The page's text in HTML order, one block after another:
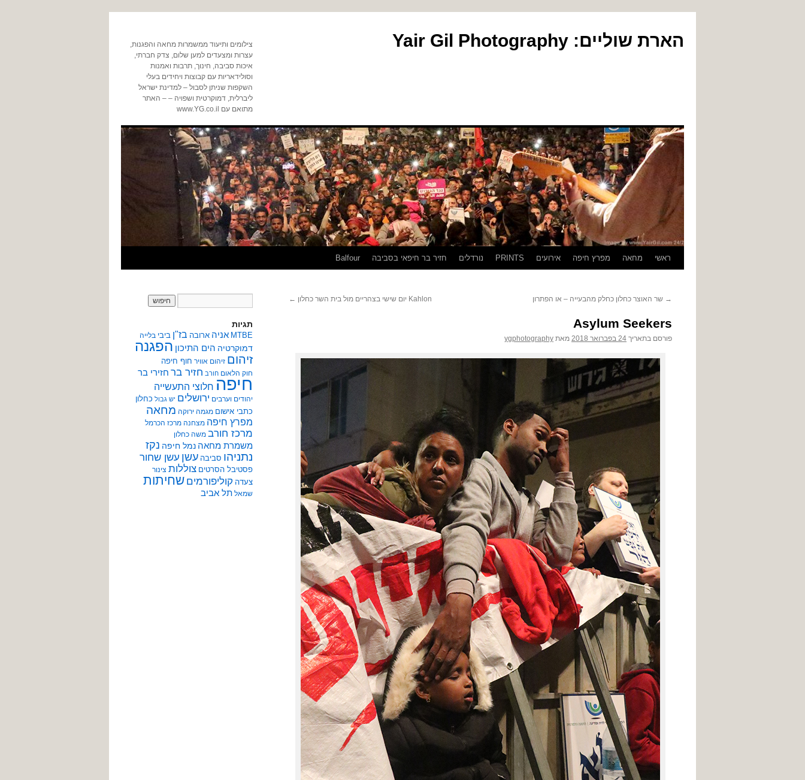
הארת שוליים: Yair Gil Photography
צילומים ותיעוד ממשמרות מחאה והפגנות,
עצרות ומצעדים למען שלום, צדק חברתי,
איכות סביבה, חינוך, תרבות ואמנות
וסולידאריות עם קבוצות ויחידים בעלי
השקפות שניתן לסבול – למדינת ישראל
ליברלית, דמוקרטית ושפויה – – האתר
מתואם עם www.YG.co.il
לדלגראשי מחאה מפרץ חיפה אירועים PRINTS נורדלים חזיר בר חיפאי בסביבה Balfour
→ שר האוצר כחלון כחלק מהבעייה – או הפתרון Kahlon יום שישי בצהריים מול בית השר כחלון ←
Asylum Seekers
פורסם בתאריך 24 בפברואר 2018 מאת ygphotography
תגיות
MTBE אניה ארובה בז"ן ביבי בלייה
דמוקרטיה הים התיכון הפגנה
זיהום זיהום אוויר חוף חיפה
חוק הלאום חורב חזיר בר חזירי בר
חיפה חלוצי התעשייה
יהודים וערבים ירושלים יש גבול כחלון
כתבי אישום מגמה ירוקה מחאה
מפרץ חיפה מצחנה מרכז הכרמל
מרכז חורב משה כחלון
משמרת מחאה נמל חיפה נקז
נתניהו סביבה עשן עשן שחור
פסטיבל הסרטים צוללות צינור
צעדה קוליפורמים שחיתות
שמאל תל אביב